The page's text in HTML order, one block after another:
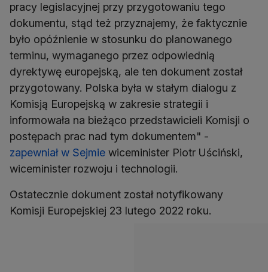
pracy legislacyjnej przy przygotowaniu tego
dokumentu, stąd też przyznajemy, że faktycznie
było opóźnienie w stosunku do planowanego
terminu, wymaganego przez odpowiednią
dyrektywę europejską, ale ten dokument został
przygotowany. Polska była w stałym dialogu z
Komisją Europejską w zakresie strategii i
informowała na bieżąco przedstawicieli Komisji o
postępach prac nad tym dokumentem" -
zapewniał w Sejmie wiceminister Piotr Uściński,
wiceminister rozwoju i technologii.
Ostatecznie dokument został notyfikowany
Komisji Europejskiej 23 lutego 2022 roku.